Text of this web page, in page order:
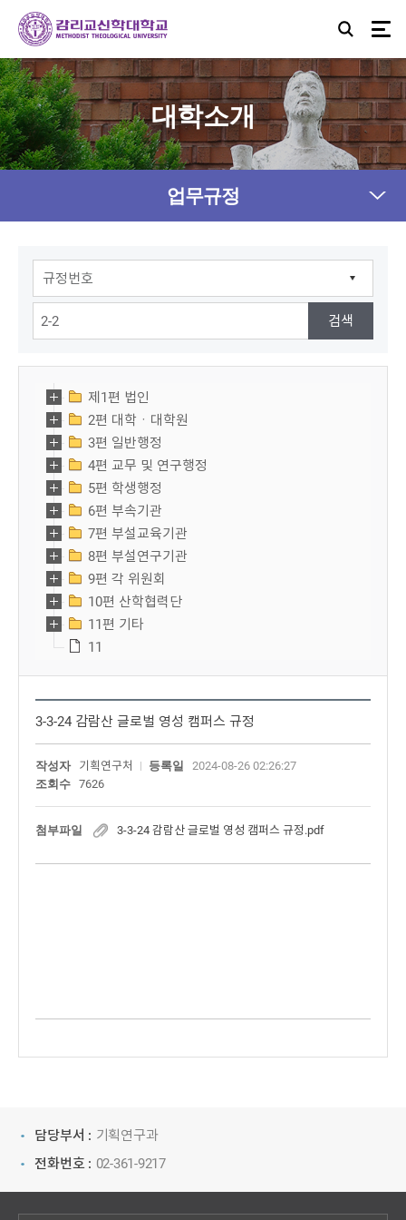
대학소개
업무규정
제1편 법인
2편 대학ㆍ대학원
3편 일반행정
4편 교무 및 연구행정
5편 학생행정
6편 부속기관
7편 부설교육기관
8편 부설연구기관
9편 각 위원회
10편 산학협력단
11편 기타
11
3-3-24 감람산 글로벌 영성 캠퍼스 규정
작성자 기획연구처 등록일
2024-08-26 02:26:27
조회수
7626
첨부파일 3-3-24 감람산 글로벌 영성 캠퍼스 규정.pdf
담당부서 : 기획연구과
전화번호 : 02-361-9217